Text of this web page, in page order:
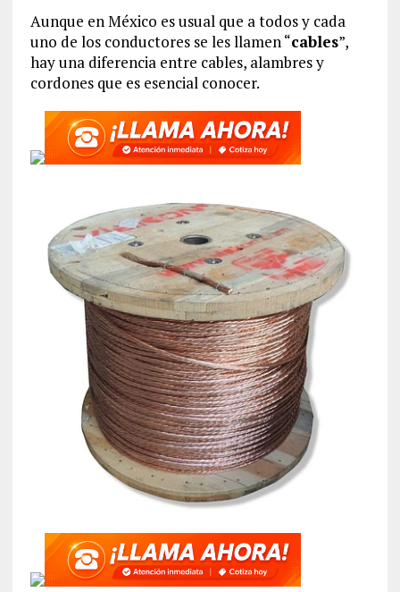
Aunque en México es usual que a todos y cada
uno de los conductores se les llamen “cables”,
hay una diferencia entre cables, alambres y
cordones que es esencial conocer.